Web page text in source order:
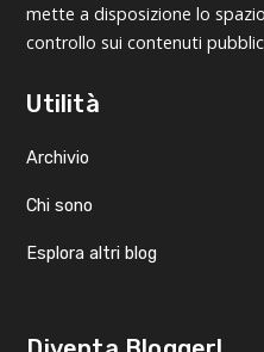
mette a disposizione lo
controllo sui contenuti
Utilità
Archivio
Chi sono
Esplora altri blog